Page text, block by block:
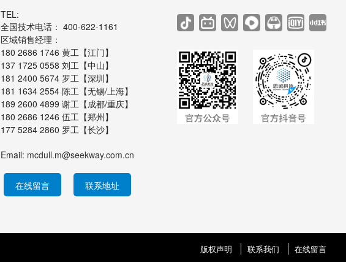
TEL:
全国技术电话： 400-622-1161
区域销售经理：
180 2686 1746 黄工【江门】
137 1725 0558 刘工【中山】
181 2400 5674 罗工【深圳】
181 1634 2554 陈工【无锡/上海】
189 2600 4899 谢工【成都/重庆】
180 2686 1246 伍工【郑州】
177 5284 2860 罗工【长沙】
Email: mcdull.m@seekway.com.cn
在线留言 联系地址
版权声明 联系我们 在线留言